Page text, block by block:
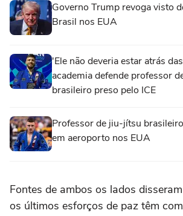
Governo Trump revoga visto
Brasil nos EUA
'Ele não deveria estar atrás
academia defende professor
brasileiro preso pelo ICE
Professor de jiu-jítsu
em aeroporto nos EUA
Fontes de ambos os lados
os últimos esforços de paz têm